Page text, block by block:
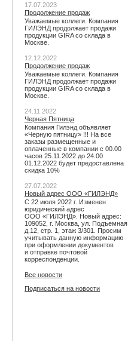
17.07.2023
Продолжение продаж
Уважаемые коллеги. Компания
ГИЛЭНД продолжает продажи
продукции GIRA со склада в
Москве.
12.12.2022
Продолжение продаж
Уважаемые коллеги. Компания
ГИЛЭНД продолжает продажи
продукции GIRA со склада в
Москве.
24.11.2022
Черная Пятница
Компания Гилэнд объявляет
«Черную пятницу» !!! На все
заказы размещенные и
оплаченные в компании с 00.00
часов 25.11.2022 до 24.00
01.12.2022 будет предоставлена
скидка 10%
27.07.2022
Новый адрес ООО «ГИЛЭНД»
С 22 июля 2022 г. Изменен
юридический адрес
ООО «ГИЛЭНД». Новый адрес:
109052, г. Москва, ул. Подъемная,
д.12, стр. 1, этаж 3/301. Просим
учитывать данную информацию
при оформлении документов
и отправке почтовой
корреспонденции.
Все новости
Подписаться на новости